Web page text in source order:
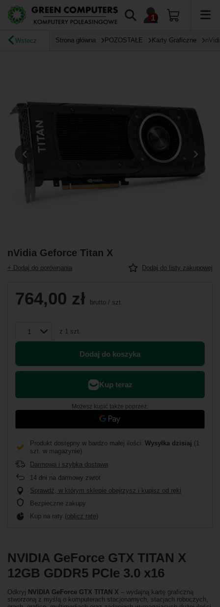
Wstecz Strona główna POZOSTAŁE Karty Graficzne
nVidia Geforce Titan X
+ Dodaj do porównania Dodaj do listy zakupowej
764,00 zł brutto / szt.
z 1 szt.
Dodaj do koszyka
Możesz kupić także poprzez:
Produkt dostępny w bardzo małej ilości Wysyłka dzisiaj (1
szt. w magazynie)
Darmowa i szybka dostawa
14 dni na darmowy zwrot
Sprawdź, w którym sklepie obejrzysz i kupisz od ręki
Bezpieczne zakupy
Kup na raty (oblicz ratę)
NVIDIA GeForce GTX TITAN X
12GB GDDR5 PCIe 3.0 x16
Odkryj NVIDIA GeForce GTX TITAN X – wydajną kartę graficzną
stworzoną z myślą o komputerach stacjonarnych, stacjach roboczych,